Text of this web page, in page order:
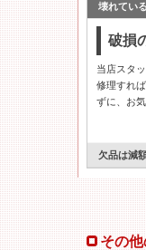
壊れてい
破損
当店スタ
修理すれ
ずに、お
欠品は減
その